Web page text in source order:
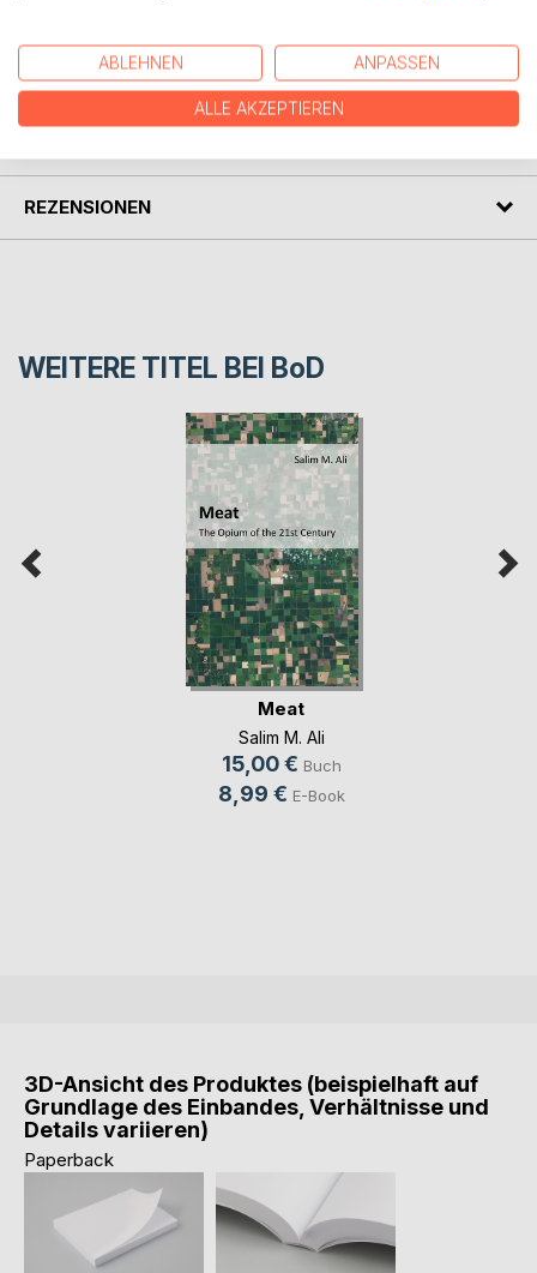
AUTOR/IN
REZENSIONEN
WEITERE TITEL BEI BoD
Meat
Salim M. Ali
15,00 € Buch
8,99 € E-Book
3D-Ansicht des Produktes (beispielhaft auf
Grundlage des Einbandes, Verhältnisse und
Details variieren)
Paperback
ABLEHNEN ANPASSEN
ALLE AKZEPTIEREN